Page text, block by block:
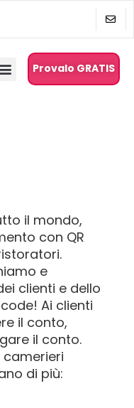
Provalo GRATIS
il mondo,
con QR
e
clienti e dello
Ai clienti
il conto,
il conto.
camerieri
di più: